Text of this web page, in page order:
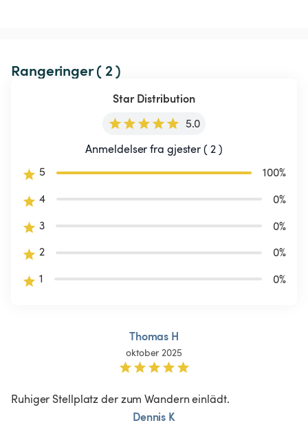
Rangeringer ( 2 )
Star Distribution
5.0
Anmeldelser fra gjester ( 2 )
5
100%
4
0%
3
0%
2
0%
1
0%
Thomas H
oktober 2025
Ruhiger Stellplatz der zum Wandern einlädt.
Dennis K